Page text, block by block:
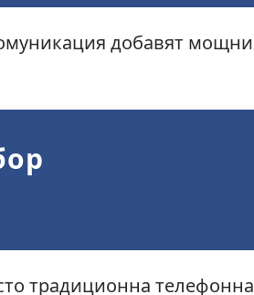
добавят мощни
традиционна телефонна